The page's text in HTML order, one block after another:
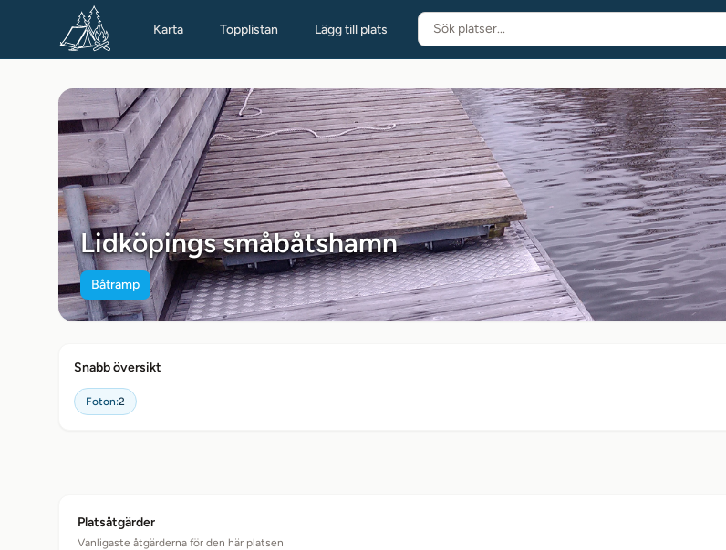
Karta Topplistan Lägg till plats
Lidköpings småbåtshamn
Båtramp
Snabb översikt
Foton:2
Platsåtgärder
Vanligaste åtgärderna för den här platsen